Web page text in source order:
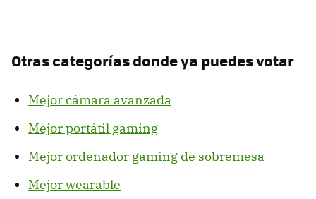
Otras categorías donde ya puedes votar
Mejor cámara avanzada
Mejor portátil gaming
Mejor ordenador gaming de sobremesa
Mejor wearable